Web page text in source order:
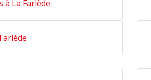
à La Farlède